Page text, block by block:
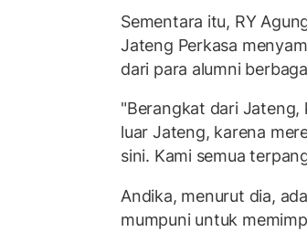
Sementara itu, RY
Jateng Perkasa
dari para alumni
"Berangkat dari
luar Jateng, karena
sini. Kami semua
Andika, menurut dia,
mumpuni untuk